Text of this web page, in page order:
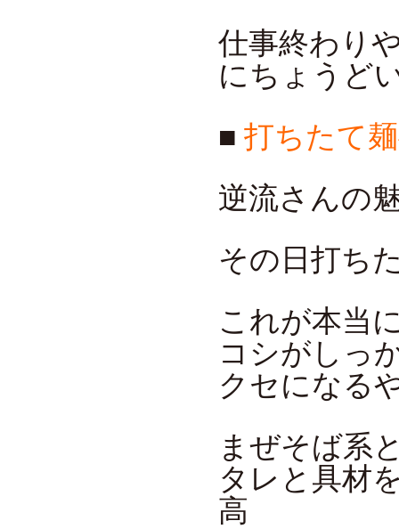
仕事終わり
にちょうど
■ 打ちたて
逆流さんの
その日打ち
これが本当
コシがしっ
クセになる
まぜそば系
タレと具材
高